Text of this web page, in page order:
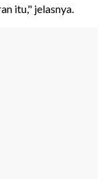
itu," jelasnya.